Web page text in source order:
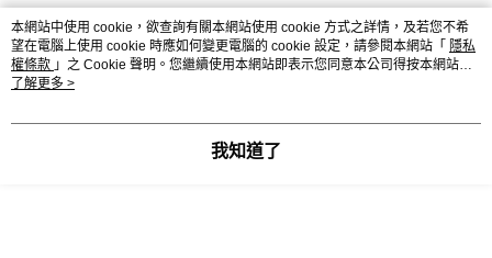
熱門標籤
本網站中使用 cookie，欲查詢有關本網站使用 cookie 方式之詳情，及若您不希
望在電腦上使用 cookie 時應如何變更電腦的 cookie 設定，請參閱本網站「 隱私
權條款 」之 Cookie 聲明。您繼續使用本網站即表示您同意本公司得按本網站使
用條款之 Cookie 聲明使用 cookie。
了解更多 >
我知道了